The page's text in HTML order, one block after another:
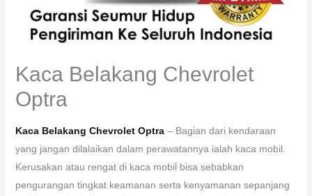
Kaca Belakang Chevrolet
Optra
Kaca Belakang Chevrolet Optra – Bagian dari kendaraan
yang jangan dilalaikan dalam perawatannya ialah kaca mobil.
Kerusakan atau rengat di kaca mobil bisa sebabkan
pengurangan tingkat keamanan serta kenyamanan sepanjang